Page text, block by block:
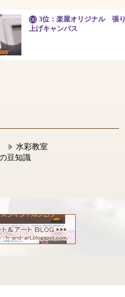
3位：楽屋オリジナル 張り
上げキャンバス
水彩教室
豆知識